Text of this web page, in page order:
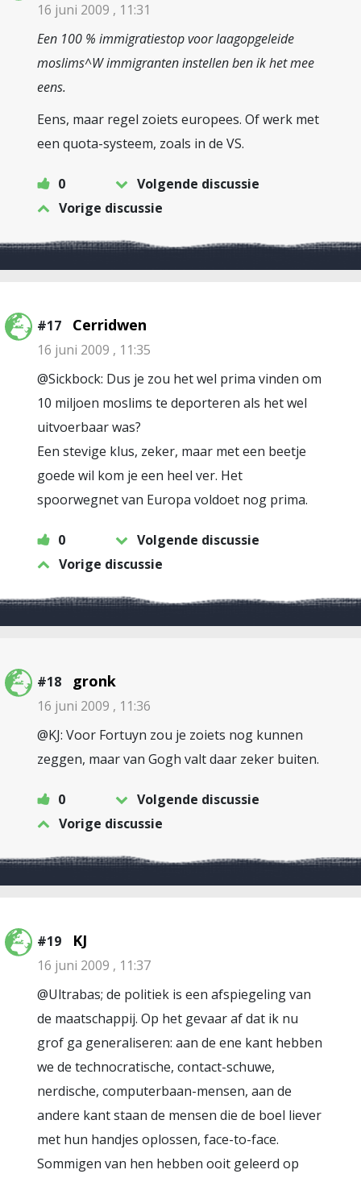
16 juni 2009 , 11:31
Een 100 % immigratiestop voor laagopgeleide
moslims^W immigranten instellen ben ik het mee
eens.
Eens, maar regel zoiets europees. Of werk met
een quota-systeem, zoals in de VS.
0
Volgende discussie
Vorige discussie
#17 Cerridwen
16 juni 2009 , 11:35
@Sickbock: Dus je zou het wel prima vinden om
10 miljoen moslims te deporteren als het wel
uitvoerbaar was?
Een stevige klus, zeker, maar met een beetje
goede wil kom je een heel ver. Het
spoorwegnet van Europa voldoet nog prima.
0
Volgende discussie
Vorige discussie
#18 gronk
16 juni 2009 , 11:36
@KJ: Voor Fortuyn zou je zoiets nog kunnen
zeggen, maar van Gogh valt daar zeker buiten.
0
Volgende discussie
Vorige discussie
#19 KJ
16 juni 2009 , 11:37
@Ultrabas; de politiek is een afspiegeling van
de maatschappij. Op het gevaar af dat ik nu
grof ga generaliseren: aan de ene kant hebben
we de technocratische, contact-schuwe,
nerdische, computerbaan-mensen, aan de
andere kant staan de mensen die de boel liever
met hun handjes oplossen, face-to-face.
Sommigen van hen hebben ooit geleerd op